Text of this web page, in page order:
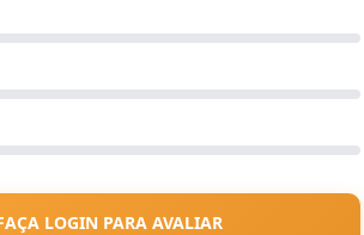
LOGIN PARA AVALIAR